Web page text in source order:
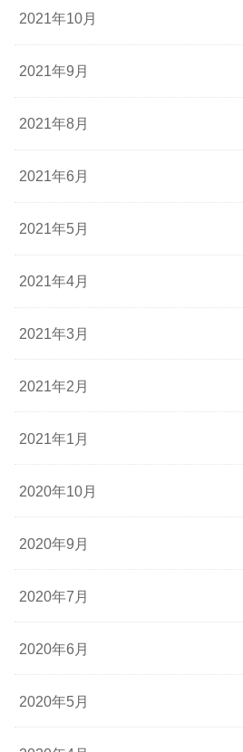
2021年10月
2021年9月
2021年8月
2021年6月
2021年5月
2021年4月
2021年3月
2021年2月
2021年1月
2020年10月
2020年9月
2020年7月
2020年6月
2020年5月